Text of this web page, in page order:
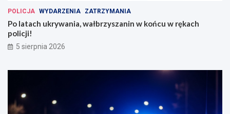
POLICJA WYDARZENIA ZATRZYMANIA
Po latach ukrywania, wałbrzyszanin w końcu w rękach
policji!
5 sierpnia 2026